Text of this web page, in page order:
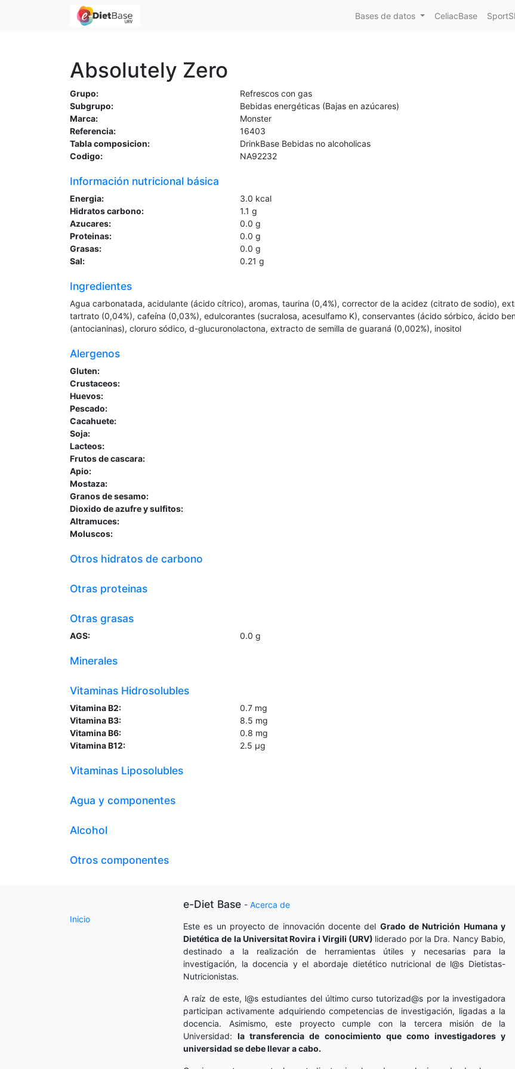
Bases de datos CeliacBase
Absolutely Zero
Grupo:
Refrescos con gas
Subgrupo:
Bebidas energéticas (Bajas en azúcares)
Marca:
Monster
Referencia:
16403
Tabla composicion:
DrinkBase Bebidas no alcoholicas
Codigo:
NA92232
Información nutricional básica
Energia: 3.0 kcal
Hidratos carbono:
1.1 g
Azucares:
0.0 g
Proteinas:
0.0 g
Grasas:
0.0 g
Sal:
0.21 g
Ingredientes
Agua carbonatada, acidulante (ácido cítrico), aromas, taurina (0,4%), corrector de la acidez (citrato de sodio),
tartrato (0,04%), cafeína (0,03%), edulcorantes (sucralosa, acesulfamo K), conservantes (ácido sórbico, ácido
(antocianinas), cloruro sódico, d-glucuronolactona, extracto de semilla de guaraná (0,002%), inositol
Alergenos
Gluten:
Crustaceos:
Huevos:
Pescado:
Cacahuete:
Soja:
Lacteos:
Frutos de cascara:
Apio:
Mostaza:
Granos de sesamo:
Dioxido de azufre y sulfitos:
Altramuces:
Moluscos:
Otros hidratos de carbono
Otras proteinas
Otras grasas
AGS: 0.0 g
Minerales
Vitaminas Hidrosolubles
Vitamina B2: 0.7 mg
Vitamina B3:
8.5 mg
Vitamina B6:
0.8 mg
Vitamina B12:
2.5 µg
Vitaminas Liposolubles
Agua y componentes
Alcohol
Otros componentes
Inicio
e-Diet Base - Acerca de
Este es un proyecto de innovación docente del Grado de Nutrición Humana y
Dietética de la Universitat Rovira i Virgili (URV) liderado por la Dra. Nancy Babio,
destinado a la realización de herramientas útiles y necesarias para la
investigación, la docencia y el abordaje dietético nutricional de l@s Dietistas-
Nutricionistas.
A raíz de este, l@s estudiantes del último curso tutorizad@s por la investigadora
participan activamente adquiriendo competencias de investigación, ligadas a la
docencia. Asimismo, este proyecto cumple con la tercera misión de la
Universidad:la transferencia de conocimiento que como investigadores y
universidad se debe llevar a cabo.